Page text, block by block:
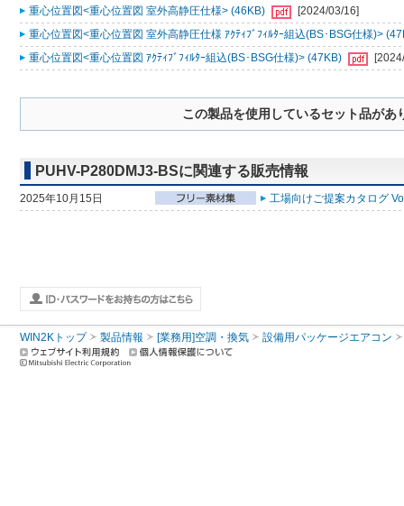
重心位置図<重心位置図 室外高静圧仕様> (46KB)
[2024/03/16]
重心位置図<重心位置図 室外高静圧仕様 ｱｸﾃｨﾌﾞﾌｨﾙﾀｰ組込(BS･BSG仕様)>
重心位置図<重心位置図 ｱｸﾃｨﾌﾞﾌｨﾙﾀｰ組込(BS･BSG仕様)> (47KB)
この製品を使用しているセット品があ
PUHV-P280DMJ3-BSに関連する販売情報
2025年10月15日 工場向けご提案カタログ
WIN2Kトップ 製品情報 [業務用]空調・換気 設備用パッケージエアコン